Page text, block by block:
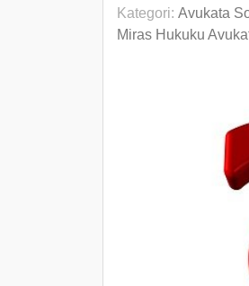
Kategori: Avukata
Miras Hukuku